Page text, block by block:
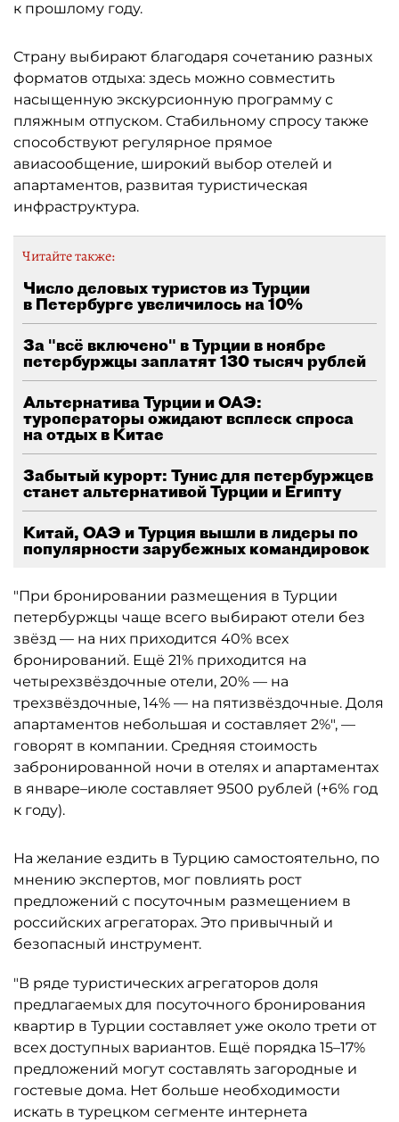
к прошлому году.
Страну выбирают благодаря сочетанию разных
форматов отдыха: здесь можно совместить
насыщенную экскурсионную программу с
пляжным отпуском. Стабильному спросу также
способствуют регулярное прямое
авиасообщение, широкий выбор отелей и
апартаментов, развитая туристическая
инфраструктура.
Читайте также:
Число деловых туристов из Турции
в Петербурге увеличилось на 10%
За "всё включено" в Турции в ноябре
петербуржцы заплатят 130 тысяч рублей
Альтернатива Турции и ОАЭ:
туроператоры ожидают всплеск спроса
на отдых в Китае
Забытый курорт: Тунис для петербуржцев
станет альтернативой Турции и Египту
Китай, ОАЭ и Турция вышли в лидеры по
популярности зарубежных командировок
"При бронировании размещения в Турции
петербуржцы чаще всего выбирают отели без
звёзд — на них приходится 40% всех
бронирований. Ещё 21% приходится на
четырехзвёздочные отели, 20% — на
трехзвёздочные, 14% — на пятизвёздочные. Доля
апартаментов небольшая и составляет 2%", —
говорят в компании. Средняя стоимость
забронированной ночи в отелях и апартаментах
в январе–июле составляет 9500 рублей (+6% год
к году).
На желание ездить в Турцию самостоятельно, по
мнению экспертов, мог повлиять рост
предложений с посуточным размещением в
российских агрегаторах. Это привычный и
безопасный инструмент.
"В ряде туристических агрегаторов доля
предлагаемых для посуточного бронирования
квартир в Турции составляет уже около трети от
всех доступных вариантов. Ещё порядка 15–17%
предложений могут составлять загородные и
гостевые дома. Нет больше необходимости
искать в турецком сегменте интернета